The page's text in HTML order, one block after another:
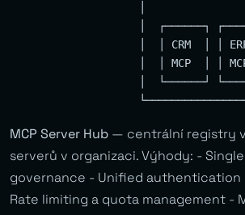
│  ┌──────┐
│  │ CRM  │ │
│  │ MCP  │ │
│  └──────┘
MCP Server Hub — centrální registry
serverů v organizaci. Výhody: -
governance - Unified authentication
Rate limiting a quota management -